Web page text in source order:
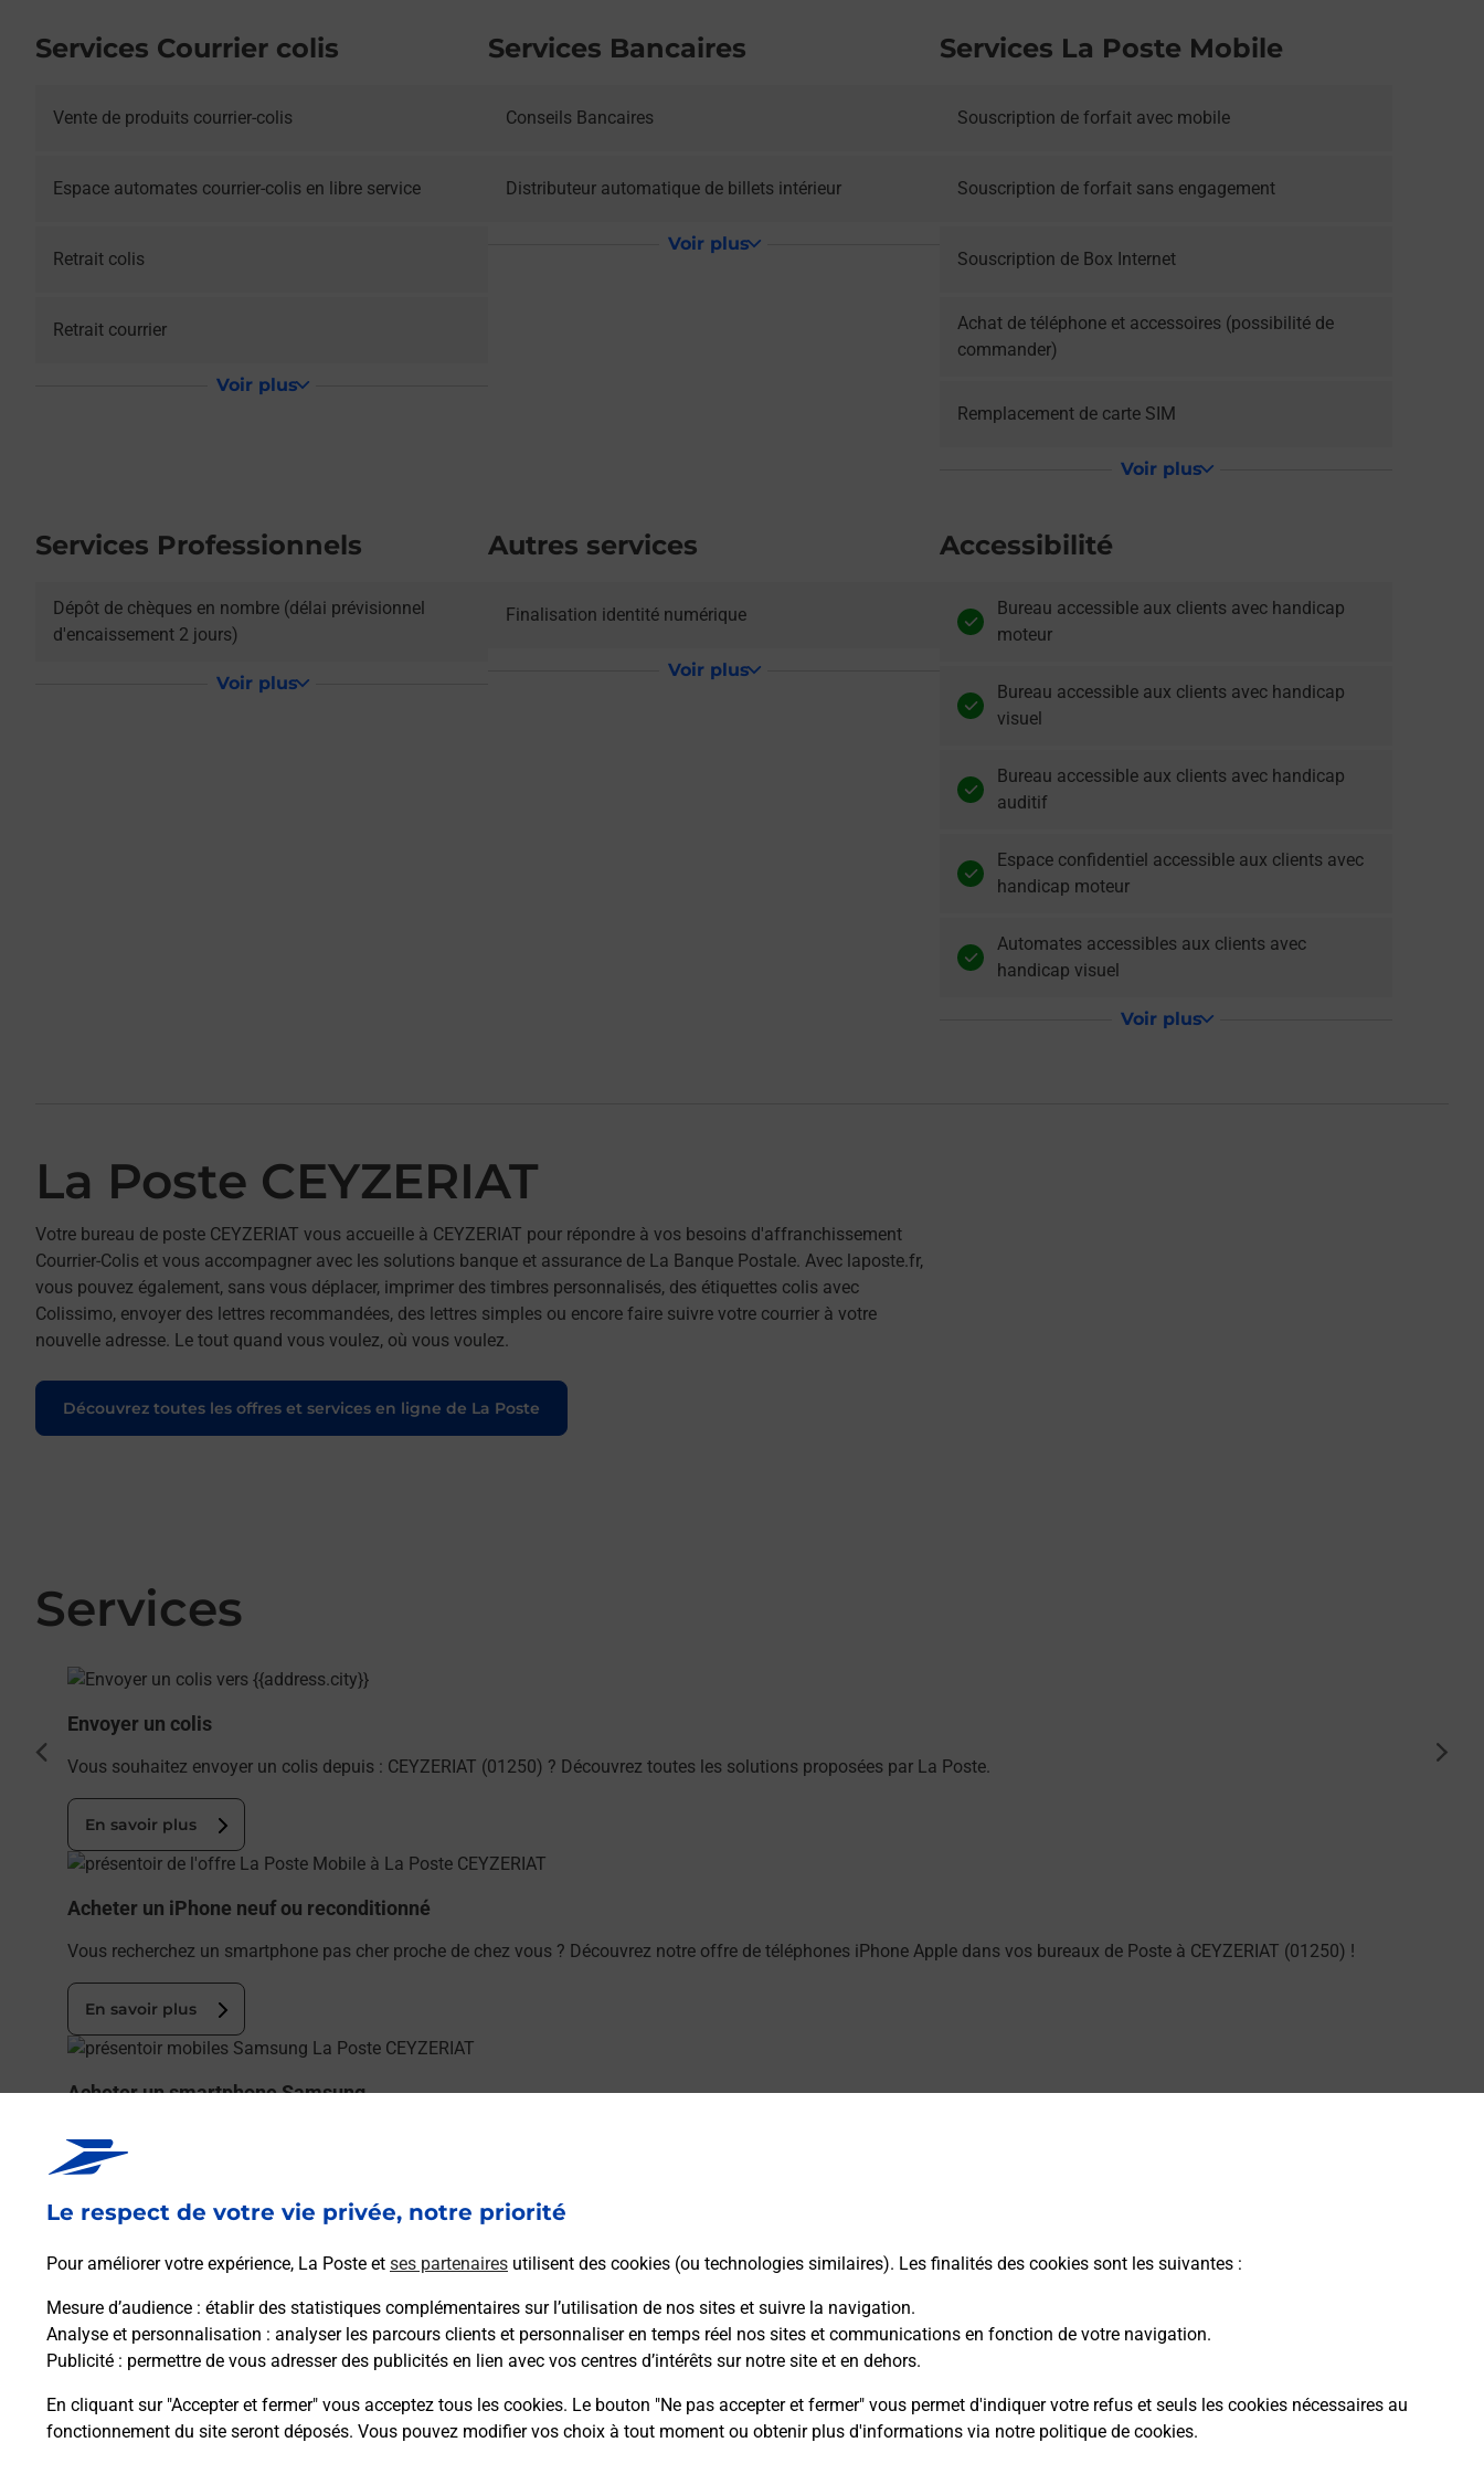
Le respect de votre vie privée, notre priorité
Pour améliorer votre expérience, La Poste et ses partenaires utilisent des cookies (ou technologies similaires). Les finalités des cookies sont les suivantes :
Mesure d’audience : établir des statistiques complémentaires sur l’utilisation de nos sites et suivre la navigation.
Analyse et personnalisation : analyser les parcours clients et personnaliser en temps réel nos sites et communications en fonction de votre navigation.
Publicité : permettre de vous adresser des publicités en lien avec vos centres d’intérêts sur notre site et en dehors.
En cliquant sur "Accepter et fermer" vous acceptez tous les cookies. Le bouton "Ne pas accepter et fermer" vous permet d'indiquer votre refus et seuls les cookies nécessaires au
fonctionnement du site seront déposés. Vous pouvez modifier vos choix à tout moment ou obtenir plus d'informations via notre politique de cookies.
Services Courrier colis
Vente de produits courrier-colis
Espace automates courrier-colis en libre service
Retrait colis
Retrait courrier
Voir plus
Services Bancaires
Conseils Bancaires
Distributeur automatique de billets intérieur
Voir plus
Services La Poste Mobile
Souscription de forfait avec mobile
Souscription de forfait sans engagement
Souscription de Box Internet
Achat de téléphone et accessoires (possibilité de
commander)
Remplacement de carte SIM
Voir plus
Services Professionnels
Dépôt de chèques en nombre (délai prévisionnel
d'encaissement 2 jours)
Voir plus
Autres services
Finalisation identité numérique
Voir plus
Accessibilité
Bureau accessible aux clients avec handicap
moteur
Bureau accessible aux clients avec handicap
visuel
Bureau accessible aux clients avec handicap
auditif
Espace confidentiel accessible aux clients avec
handicap moteur
Automates accessibles aux clients avec
handicap visuel
Voir plus
La Poste CEYZERIAT
Votre bureau de poste CEYZERIAT vous accueille à CEYZERIAT pour répondre à vos besoins d'affranchissement
Courrier-Colis et vous accompagner avec les solutions banque et assurance de La Banque Postale. Avec laposte.fr,
vous pouvez également, sans vous déplacer, imprimer des timbres personnalisés, des étiquettes colis avec
Colissimo, envoyer des lettres recommandées, des lettres simples ou encore faire suivre votre courrier à votre
nouvelle adresse. Le tout quand vous voulez, où vous voulez.
Découvrez toutes les offres et services en ligne de La Poste
Services
En savoir plus
Envoyer un colis
Vous souhaitez envoyer un colis depuis : CEYZERIAT (01250) ? Découvrez toutes les solutions proposées par La Poste.
En savoir plus
En savoir plus
Acheter un iPhone neuf ou reconditionné
Vous recherchez un smartphone pas cher proche de chez vous ? Découvrez notre offre de téléphones iPhone Apple dans vos bureaux de Poste à CEYZERIAT (01250) !
En savoir plus
En savoir plus
Acheter un smartphone Samsung
Vous recherchez un smartphone pas cher proche de chez vous ? Découvrez notre offre de téléphones mobiles Samsung dans vos bureaux de Poste à CEYZERIAT (01250) !
En savoir plus
Souscrire à la téléassistance
Besoin d’un système de téléassistance à l’intérieur et/ou à l’extérieur de votre domicile ? Découvrez les offres téléalarme dans votre bureau de Poste à CEYZERIAT.